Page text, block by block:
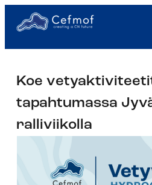
sisältöön
Koe
tapahtumassa
ralliviikolla